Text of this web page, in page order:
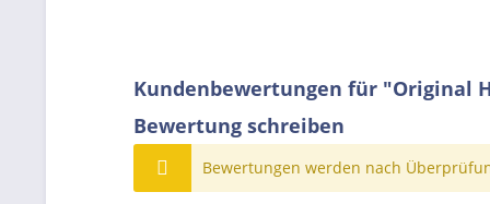
Kundenbewertungen für "Original
Bewertung schreiben
Bewertungen werden nach